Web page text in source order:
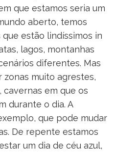
que estamos seria um
aberto, temos
estão lindíssimos in
lagos, montanhas
diferentes. Mas
muito agrestes,
cavernas em que os
durante o dia. A
que pode mudar
De repente estamos
um dia de céu azul,